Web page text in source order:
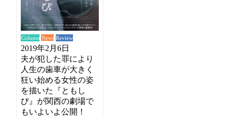
Column News Review
2019年2月6日
夫が犯した罪により
人生の歯車が大きく
狂い始める女性の姿
を描いた『ともし
び』が関西の劇場で
もいよいよ公開！